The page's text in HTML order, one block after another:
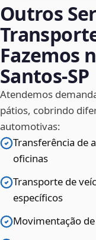
Outros
Fazemos
Santos‑SP
Atendemos
pátios, cobrindo
automotivas:
Transferência de
oficinas
Transporte de
específicos
Movimentação